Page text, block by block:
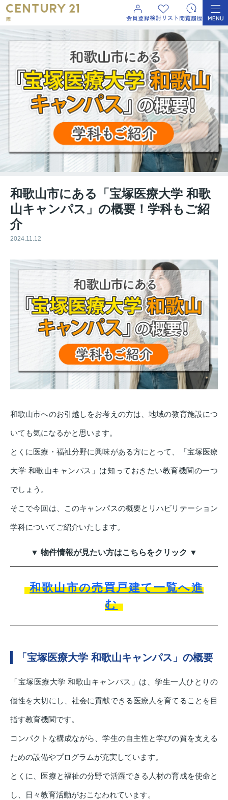
和歌山市にある「宝塚医療大学 和歌
山キャンパス」の概要！学科もご紹
介
2024.11.12
和歌山市へのお引越しをお考えの方は、地域の教育施設につ
いても気になるかと思います。
とくに医療・福祉分野に興味がある方にとって、「宝塚医療
大学 和歌山キャンパス」は知っておきたい教育機関の一つ
でしょう。
そこで今回は、このキャンパスの概要とリハビリテーション
学科についてご紹介いたします。
▼ 物件情報が見たい方はこちらをクリック ▼
和歌山市の売買戸建て一覧へ進
む
「宝塚医療大学 和歌山キャンパス」の概要
「宝塚医療大学 和歌山キャンパス」は、学生一人ひとりの
個性を大切にし、社会に貢献できる医療人を育てることを目
指す教育機関です。
コンパクトな構成ながら、学生の自主性と学びの質を支える
ための設備やプログラムが充実しています。
とくに、医療と福祉の分野で活躍できる人材の育成を使命と
し、日々教育活動がおこなわれています。